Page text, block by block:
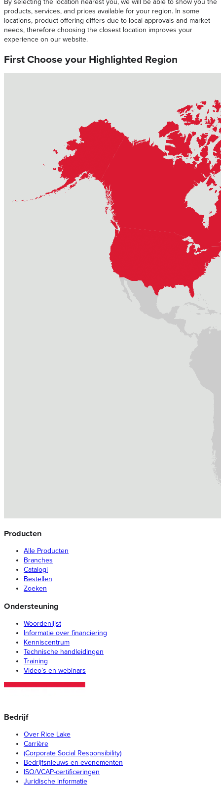
By selecting the location nearest you, we will be able to show you the
products, services, and prices available for your region. In some
locations, product offering differs due to local approvals and market
needs, therefore choosing the closest location improves your
experience on our website.
First Choose your Highlighted Region
Producten
Alle Producten
Branches
Catalogi
Bestellen
Zoeken
Ondersteuning
Woordenlijst
Informatie over financiering
Kenniscentrum
Technische handleidingen
Training
Video’s en webinars
Bedrijf
Over Rice Lake
Carrière
(Corporate Social Responsibility)
Bedrijfsnieuws en evenementen
ISO/VCAP-certificeringen
Juridische informatie